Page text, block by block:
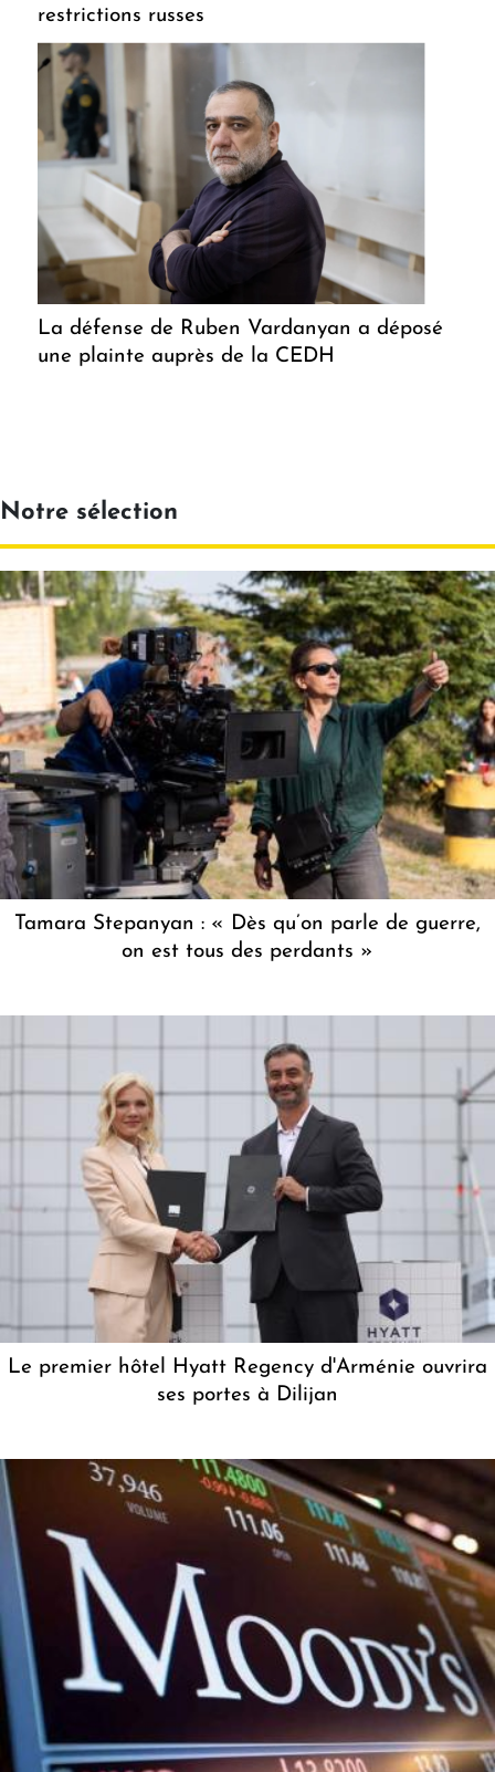
restrictions russes
La défense de Ruben Vardanyan a déposé
une plainte auprès de la CEDH
Notre sélection
Tamara Stepanyan : « Dès qu’on parle de guerre,
on est tous des perdants »
Le premier hôtel Hyatt Regency d'Arménie ouvrira
ses portes à Dilijan